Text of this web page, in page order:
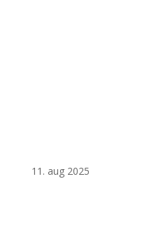
11. aug 2025